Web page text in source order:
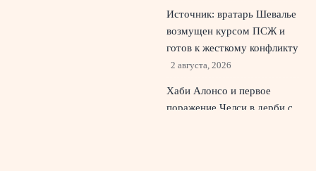
Источник: вратарь Шевалье
возмущен курсом ПСЖ и
готов к жесткому конфликту
2 августа, 2026
Хаби Алонсо и первое
поражение Челси в дерби с